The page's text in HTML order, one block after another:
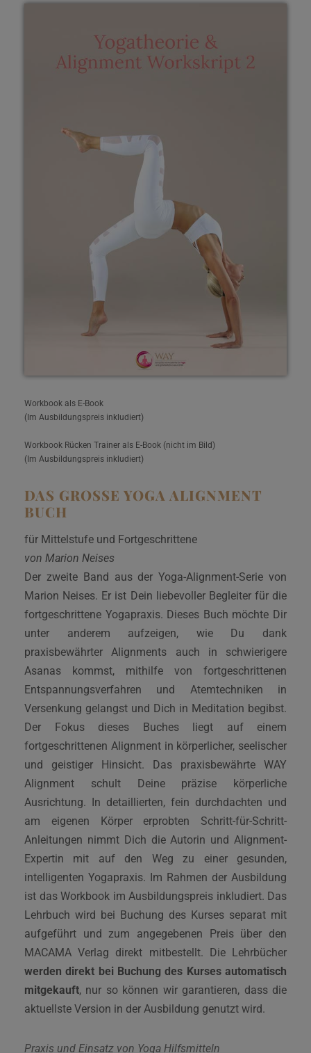
Workbook als E-Book
(Im Ausbildungspreis inkludiert)
Workbook Rücken Trainer als E-Book (nicht im Bild)
(Im Ausbildungspreis inkludiert)
DAS GROSSE YOGA ALIGNMENT B
UCH
für Mittelstufe und Fortgeschrittene
von Marion Neises
Der zweite Band aus der Yoga-Alignment-Serie von
Marion Neises. Er ist Dein liebevoller Begleiter für die
fortgeschrittene Yogapraxis. Dieses Buch möchte Dir
unter anderem aufzeigen, wie Du dank
praxisbewährter Alignments auch in schwierigere
Asanas kommst, mithilfe von fortgeschrittenen
Entspannungsverfahren und Atemtechniken in
Versenkung gelangst und Dich in Meditation begibst.
Der Fokus dieses Buches liegt auf einem
fortgeschrittenen Alignment in körperlicher, seelischer
und geistiger Hinsicht. Das praxisbewährte WAY
Alignment schult Deine präzise körperliche
Ausrichtung. In detaillierten, fein durchdachten und
am eigenen Körper erprobten Schritt-für-Schritt-
Anleitungen nimmt Dich die Autorin und Alignment-
Expertin mit auf den Weg zu einer gesunden,
intelligenten Yogapraxis. Im Rahmen der Ausbildung
ist das Workbook im Ausbildungspreis inkludiert. Das
Lehrbuch wird bei Buchung des Kurses separat mit
aufgeführt und zum angegebenen Preis über den
MACAMA Verlag direkt mitbestellt. Die Lehrbücher
werden direkt bei Buchung des Kurses automatisch
mitgekauft, nur so können wir garantieren, dass die
aktuellste Version in der Ausbildung genutzt wird.
Praxis und Einsatz von Yoga Hilfsmitteln